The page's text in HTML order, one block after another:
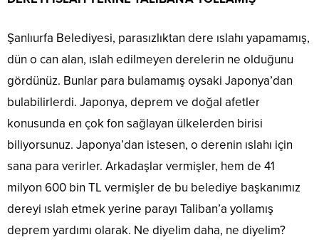
Şanlıurfa Belediyesi, parasızlıktan dere ıslahı yapamamış,
dün o can alan, ıslah edilmeyen derelerin ne olduğunu
gördünüz. Bunlar para bulamamış oysaki Japonya’dan
bulabilirlerdi. Japonya, deprem ve doğal afetler
konusunda en çok fon sağlayan ülkelerden birisi
biliyorsunuz. Japonya’dan istesen, o derenin ıslahı için
sana para verirler. Arkadaşlar vermişler, hem de 41
milyon 600 bin TL vermişler de bu belediye başkanımız
dereyi ıslah etmek yerine parayı Taliban’a yollamış
deprem yardımı olarak. Ne diyelim daha, ne diyelim?